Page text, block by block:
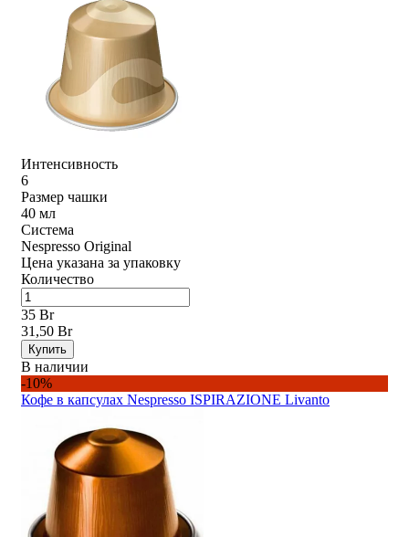
Интенсивность
6
Размер чашки
40 мл
Система
Nespresso Original
Цена указана за упаковку
Количество
35 Br
31,50 Br
Купить
В наличии
-10%
Кофе в капсулах Nespresso ISPIRAZIONE Livanto